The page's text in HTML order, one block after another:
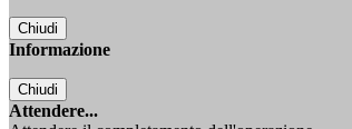
Chiudi
Informazione
Chiudi
Attendere...